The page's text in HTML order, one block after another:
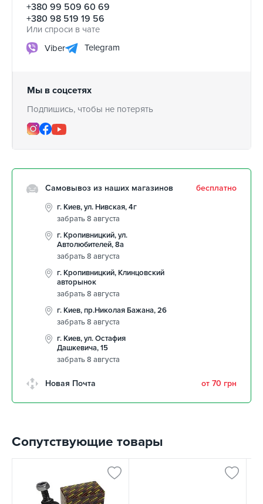
+380 99 509 60 69
+380 98 519 19 56
Или спроси в чате
Viber
Telegram
Мы в соцсетях
Подпишись, чтобы не потерять
Самовывоз из наших магазинов бесплатно
г. Киев, ул. Нивская, 4г
забрать 8 августа
г. Кропивницкий, ул.
Автолюбителей, 8а
забрать 8 августа
г. Кропивницкий, Клинцовский
авторынок
забрать 8 августа
г. Киев, пр.Николая Бажана, 26
забрать 8 августа
г. Киев, ул. Остафия
Дашкевича, 15
забрать 8 августа
Новая Почта от 70 грн
Сопутствующие товары